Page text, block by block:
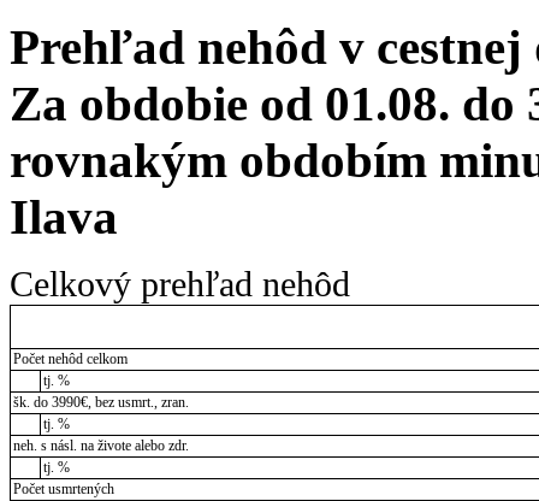
Prehľad nehôd v cestnej
Za obdobie od 01.08. do
rovnakým obdobím
Ilava
Celkový prehľad nehôd
Počet nehôd celkom
tj. %
šk. do 3990€, bez usmrt., zran.
tj. %
neh. s násl. na živote alebo zdr.
tj. %
Počet usmrtených